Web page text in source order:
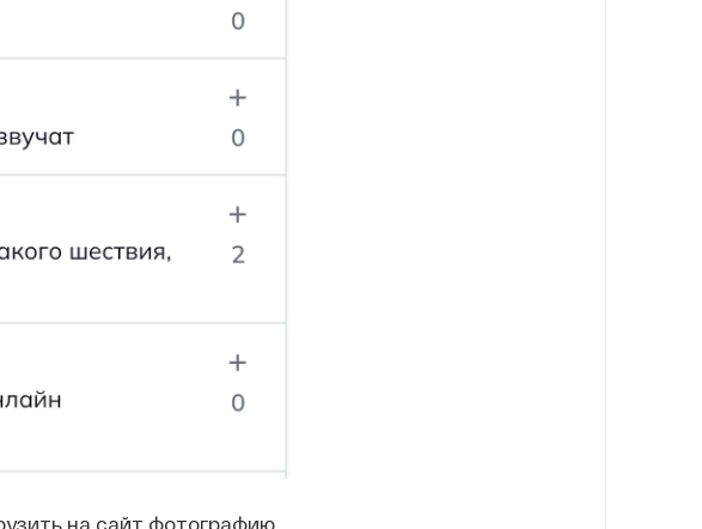
на сайт фотографию